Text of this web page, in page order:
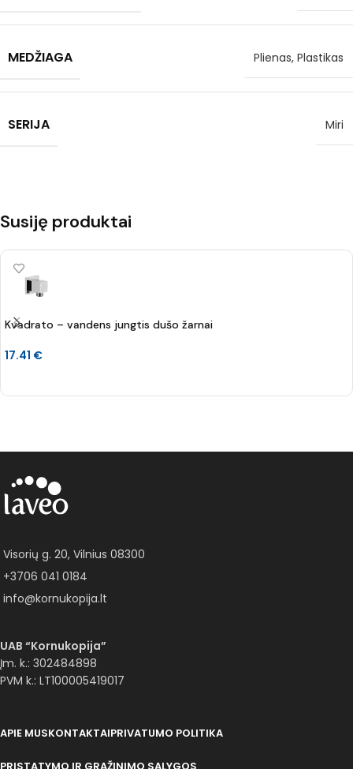
MEDŽIAGA Plienas, Plastikas
SERIJA Miri
Susiję produktai
Kvadrato – vandens jungtis dušo žarnai
17.41 €
Visorių g. 20, Vilnius 08300
+3706 041 0184
info@kornukopija.lt
UAB “Kornukopija”
Įm. k.: 302484898
PVM k.: LT100005419017
APIE MUSKONTAKTAIPRIVATUMO POLITIKA